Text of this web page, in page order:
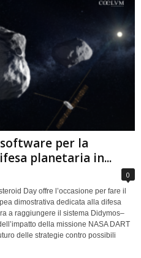
per la
planetaria in...
0
Day offre l’occasione per fare il
dimostrativa dedicata alla difesa
a raggiungere il sistema Didymos–
della missione NASA DART
delle strategie contro possibili